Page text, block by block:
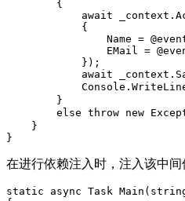
        {
await
            {
Name =
EMail =
            });
await
        }
else throw new
    }
}
在进行依赖注入时，注入该中间
static async Task